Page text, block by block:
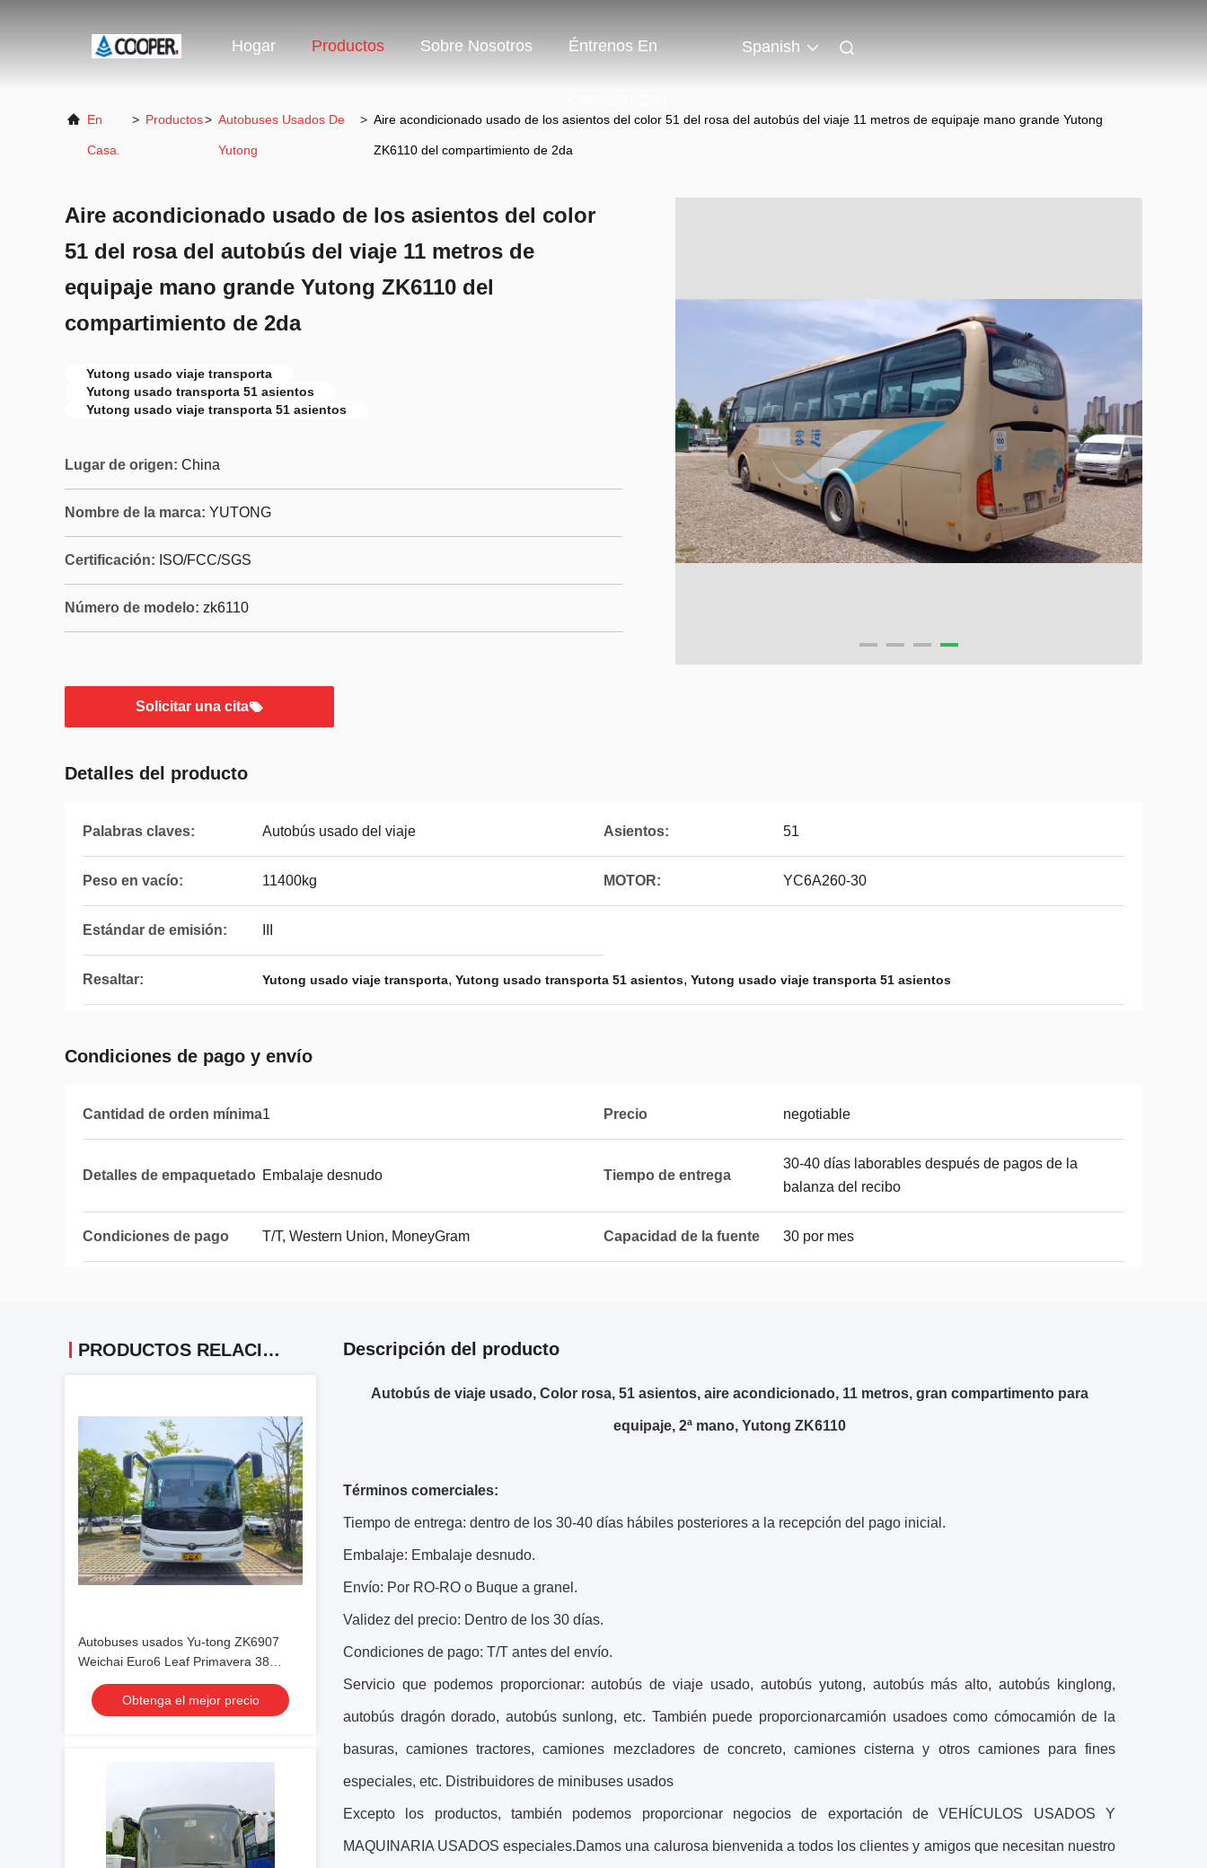
Hogar Productos Sobre Nosotros Éntrenos En Spanish
En
Casa.
> Productos> Autobuses Usados De
Yutong
> Aire acondicionado usado de los asientos del color 51 del rosa del autobús del viaje 11 metros de equipaje mano grande Yutong
ZK6110 del compartimiento de 2da
Aire acondicionado usado de los asientos del color
51 del rosa del autobús del viaje 11 metros de
equipaje mano grande Yutong ZK6110 del
compartimiento de 2da
Yutong usado viaje transporta
Yutong usado transporta 51 asientos
Yutong usado viaje transporta 51 asientos
Lugar de origen: China
Nombre de la marca: YUTONG
Certificación: ISO/FCC/SGS
Número de modelo: zk6110
Solicitar una cita
Detalles del producto
Palabras claves: Autobús usado del viaje Asientos: 51
Peso en vacío: 11400kg MOTOR: YC6A260-30
Estándar de emisión:
Resaltar: Yutong usado viaje transporta, Yutong usado transporta 51 asientos, Yutong usado viaje transporta 51 asientos
Condiciones de pago y envío
Cantidad de orden mínima1 Precio negotiable
Detalles de empaquetado Embalaje desnudo Tiempo de entrega
30-40 días laborables después de pagos de la
balanza del recibo
Condiciones de pago T/T, Western Union, MoneyGram Capacidad de la fuente 30 por mes
PRODUCTOS RELACIONADOS
Autobuses usados Yu-tong ZK6907
Weichai Euro6 Leaf Primavera 38
asientos 2023 Año Lux Transporte con
aire acondicionado Para traslado o
larga distancia
Obtenga el mejor precio
Descripción del producto
Autobús de viaje usado, Color rosa, 51 asientos, aire acondicionado, 11 metros, gran compartimento para
equipaje, 2ª mano, Yutong ZK6110
Términos comerciales:
Tiempo de entrega: dentro de los 30-40 días hábiles posteriores a la recepción del pago inicial.
Embalaje: Embalaje desnudo.
Envío: Por RO-RO o Buque a granel.
Validez del precio: Dentro de los 30 días.
Condiciones de pago: T/T antes del envío.
Servicio que podemos proporcionar: autobús de viaje usado, autobús yutong, autobús más alto, autobús kinglong,
autobús dragón dorado, autobús sunlong, etc. También puede proporcionarcamión usadoes como cómocamión de la
basuras, camiones tractores, camiones mezcladores de concreto, camiones cisterna y otros camiones para fines
especiales, etc. Distribuidores de minibuses usados
Excepto los productos, también podemos proporcionar negocios de exportación de VEHÍCULOS USADOS Y
MAQUINARIA USADOS especiales.Damos una calurosa bienvenida a todos los clientes y amigos que necesitan nuestro